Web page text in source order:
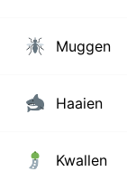
Muggen
Haaien
Kwallen